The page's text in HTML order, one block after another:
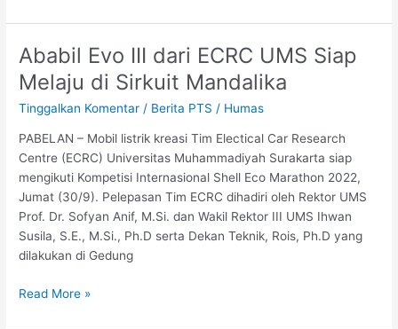
Ababil Evo III dari ECRC UMS Siap
Melaju di Sirkuit Mandalika
Tinggalkan Komentar / Berita PTS / Humas
PABELAN – Mobil listrik kreasi Tim Electical Car Research
Centre (ECRC) Universitas Muhammadiyah Surakarta siap
mengikuti Kompetisi Internasional Shell Eco Marathon 2022,
Jumat (30/9). Pelepasan Tim ECRC dihadiri oleh Rektor UMS
Prof. Dr. Sofyan Anif, M.Si. dan Wakil Rektor III UMS Ihwan
Susila, S.E., M.Si., Ph.D serta Dekan Teknik, Rois, Ph.D yang
dilakukan di Gedung
Ababil
Evo
III
dari
Melaju
Mandalika
Read More »